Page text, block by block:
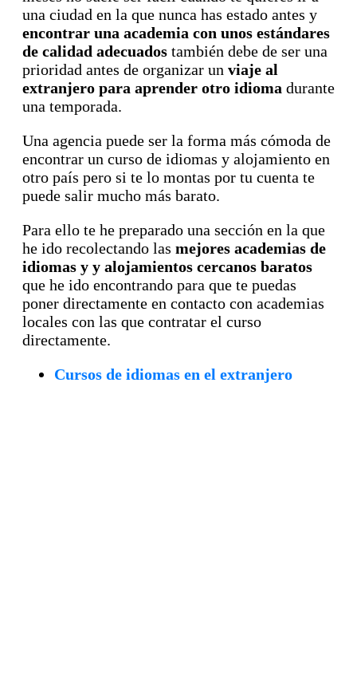
una ciudad en la que nunca has estado antes y
encontrar una academia con unos estándares
de calidad adecuados también debe de ser una
prioridad antes de organizar un viaje al
extranjero para aprender otro idioma durante
una temporada.
Una agencia puede ser la forma más cómoda de
encontrar un curso de idiomas y alojamiento en
otro país pero si te lo montas por tu cuenta te
puede salir mucho más barato.
Para ello te he preparado una sección en la que
he ido recolectando las mejores academias de
idiomas y y alojamientos cercanos baratos
que he ido encontrando para que te puedas
poner directamente en contacto con academias
locales con las que contratar el curso
directamente.
Cursos de idiomas en el extranjero